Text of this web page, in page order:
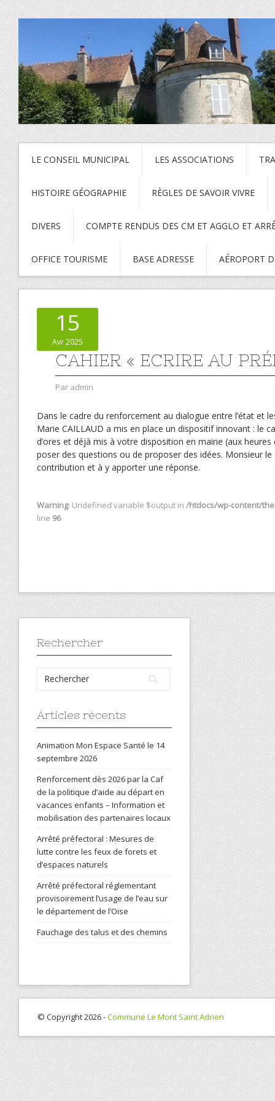
LE CONSEIL MUNICIPAL LES ASSOCIATIONS
HISTOIRE GÉOGRAPHIE RÈGLES DE SAVOIR VIVRE
DIVERS COMPTE RENDUS DES CM ET AGGLO ET
OFFICE TOURISME BASE ADRESSE AÉROPORT
15
Avr 2025
CAHIER « ECRIRE AU
Par admin
Dans le cadre du renforcement au dialogue entre l’état et
Marie CAILLAUD a mis en place un dispositif innovant : le
d’ores et déjà mis à votre disposition en mairie (aux
poser des questions ou de proposer des idées. Monsieur le
contribution et à y apporter une réponse.
Warning: Undefined variable $output in /htdocs/wp-content/
line 96
Rechercher
Articles récents
Animation Mon Espace Santé le 14
septembre 2026
Renforcement dès 2026 par la Caf
de la politique d’aide au départ en
vacances enfants – Information et
mobilisation des partenaires locaux
Arrêté préfectoral : Mesures de
lutte contre les feux de forets et
d’espaces naturels
Arrêté préfectoral réglementant
provisoirement l’usage de l’eau sur
le département de l’Oise
Fauchage des talus et des chemins
© Copyright 2026 -Commune Le Mont Saint Adrien